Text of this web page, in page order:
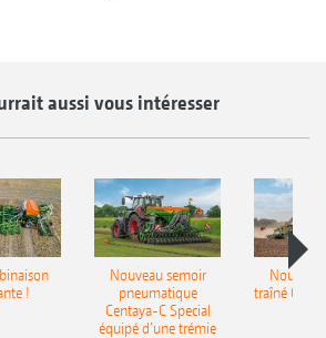
aussi vous intéresser
!
Nouveau semoir
pneumatique
Centaya-C Special
équipé d’une trémie
traîné